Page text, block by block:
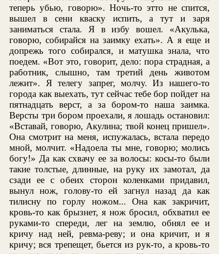
теперь убью, говорю». Ночь-то этто не спится,
вышел в сени кваску испить, а тут и заря
заниматься стала. Я в избу вошел. «Акулька,
говорю, собирайся на заимку ехать». А я еще и
допрежь того собирался, и матушка знала, что
поедем. «Вот это, говорит, дело: пора страдная, а
работник, слышно, там третий день животом
лежит». Я телегу запрег, молчу. Из нашего-то
города как выехать, тут сейчас тебе бор пойдет на
пятнадцать верст, а за бором-то наша заимка.
Версты три бором проехали, я лошадь остановил:
«Вставай, говорю, Акулина; твой конец пришел».
Она смотрит на меня, испужалась, встала передо
мной, молчит. «Надоела ты мне, говорю; молись
богу!» Да как схвачу ее за волосы: косы-то были
такие толстые, длинные, на руку их замотал, да
сзади ее с обеих сторон коленками придавил,
вынул нож, голову-то ей загнул назад да как
тилисну по горлу ножом... Она как закричит,
кровь-то как брызнет, я нож бросил, обхватил ее
руками-то спереди, лег на землю, обнял ее и
кричу над ней, ревма-реву; и она кричит, и я
кричу; вся трепещет, бьется из рук-то, а кровь-то